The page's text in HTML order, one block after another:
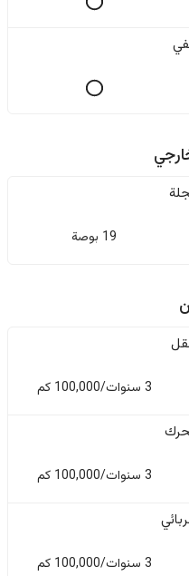
19 بوصة
3 سنوات/100,000 كم
3 سنوات/100,000 كم
3 سنوات/100,000 كم